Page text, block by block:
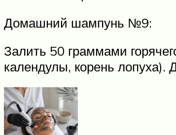
Домашний шампунь №9:
Залить 50 граммами
календулы, корень лопуха).